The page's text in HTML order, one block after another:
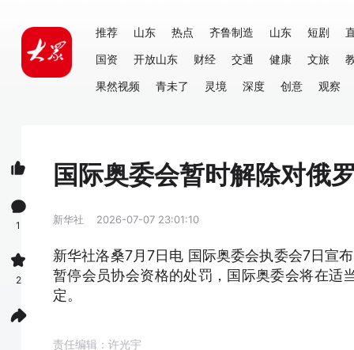
推荐 山东 热点 齐鲁制造 山东 短剧
国资
开放山东 财经 交通 健康 文旅
果然视频
青未了 灵境 深度 创意 观察
国际奥委会暂时解除对俄
新华社 2026-07-07 23:01:10
新华社洛桑7月7日电 国际奥委会执委会7日宣
暂停会员协会资格的处罚，国际奥委会将在适
定。
责任编辑：许光宇
1
2